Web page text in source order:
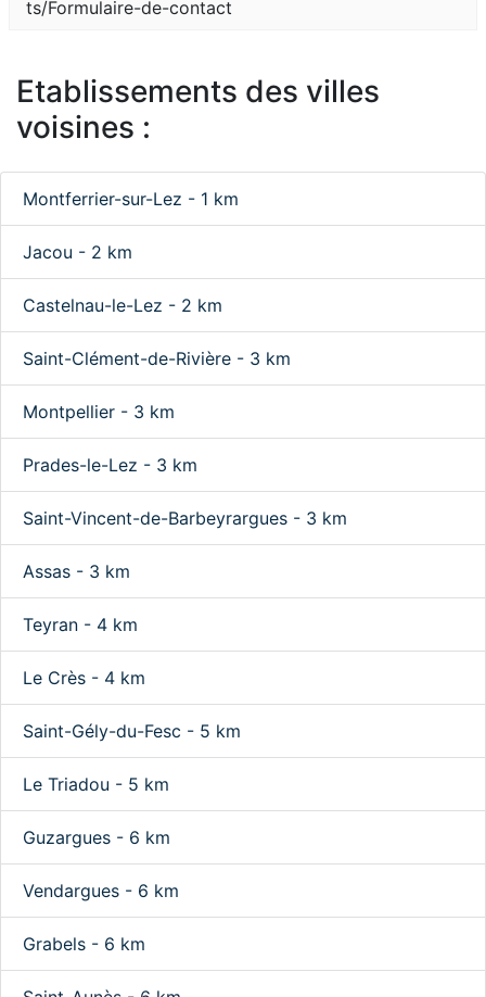
ts/Formulaire-de-contact
Etablissements des villes
voisines :
Montferrier-sur-Lez - 1 km
Jacou - 2 km
Castelnau-le-Lez - 2 km
Saint-Clément-de-Rivière - 3 km
Montpellier - 3 km
Prades-le-Lez - 3 km
Saint-Vincent-de-Barbeyrargues - 3 km
Assas - 3 km
Teyran - 4 km
Le Crès - 4 km
Saint-Gély-du-Fesc - 5 km
Le Triadou - 5 km
Guzargues - 6 km
Vendargues - 6 km
Grabels - 6 km